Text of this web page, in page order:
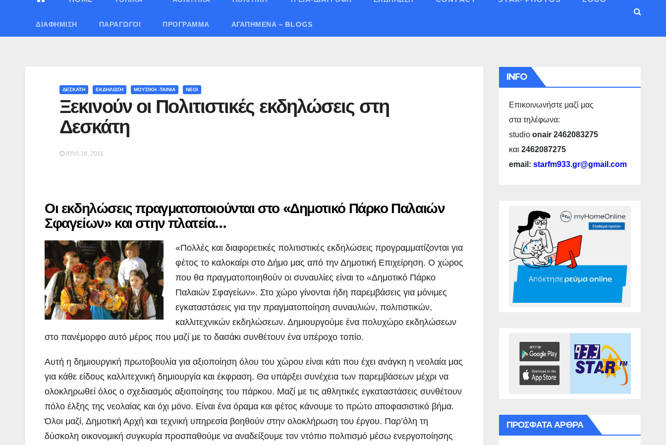
ΔΙΑΦΉΜΙΣΗ ΠΑΡΑΓΩΓΟΊ ΠΡΌΓΡΑΜΜΑ ΑΓΑΠΗΜΈΝΑ – BLOGS
ΔΕΣΚΑΤΗ ΕΚΔΗΛΩΣΗ ΜΟΥΣΙΚΗ -ΤΑΙΝΙΑ ΝΕΟΙ
Ξεκινούν οι Πολιτιστικές εκδηλώσεις στη
Δεσκάτη
ΙΟΎΛ 18, 2011
Οι εκδηλώσεις πραγματοποιούνται στο «Δημοτικό Πάρκο Παλαιών
Σφαγείων» και στην πλατεία…
«Πολλές και διαφορετικές πολιτιστικές εκδηλώσεις προγραμματίζονται για
φέτος το καλοκαίρι στο Δήμο μας από την Δημοτική Επιχείρηση. Ο χώρος
που θα πραγματοποιηθούν οι συναυλίες είναι το «Δημοτικό Πάρκο
Παλαιών Σφαγείων». Στο χώρο γίνονται ήδη παρεμβάσεις για μόνιμες
εγκαταστάσεις για την πραγματοποίηση συναυλιών, πολιτιστικών,
καλλιτεχνικών εκδηλώσεων. Δημιουργούμε ένα πολυχώρο εκδηλώσεων
στο πανέμορφο αυτό μέρος που μαζί με το δασάκι συνθέτουν ένα υπέροχο τοπίο.
Αυτή η δημιουργική πρωτοβουλία για αξιοποίηση όλου του χώρου είναι κάτι που έχει ανάγκη η νεολαία μας
για κάθε είδους καλλιτεχνική δημιουργία και έκφραση. Θα υπάρξει συνέχεια των παρεμβάσεων μέχρι να
ολοκληρωθεί όλος ο σχεδιασμός αξιοποίησης του πάρκου. Μαζί με τις αθλητικές εγκαταστάσεις συνθέτουν
πόλο έλξης της νεολαίας και όχι μόνο. Είναι ένα όραμα και φέτος κάνουμε το πρώτο αποφασιστικό βήμα.
Όλοι μαζί, Δημοτική Αρχή και τεχνική υπηρεσία βοηθούν στην ολοκλήρωση του έργου. Παρ’όλη τη
δύσκολη οικονομική συγκυρία προσπαθούμε να αναδείξουμε τον ντόπιο πολιτισμό μέσω ενεργοποίησης
INFO
Επικοινωνήστε μαζί μας
στα τηλέφωνα:
studio onair 2462083275
και 2462087275
email: starfm933.gr@gmail.com
ΠΡΌΣΦΑΤΑ ΆΡΘΡΑ